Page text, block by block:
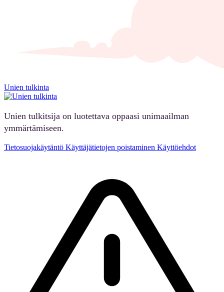
Unien tulkinta
Unien tulkitsija on luotettava oppaasi unimaailman
ymmärtämiseen.
Tietosuojakäytäntö Käyttäjätietojen poistaminen Käyttöehdot